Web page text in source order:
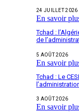
24 JUILLET 2026
En savoir
Tchad :
de
5 AOÛT 2026
En savoir
Tchad : Le
3 AOÛT 2026
En savoir